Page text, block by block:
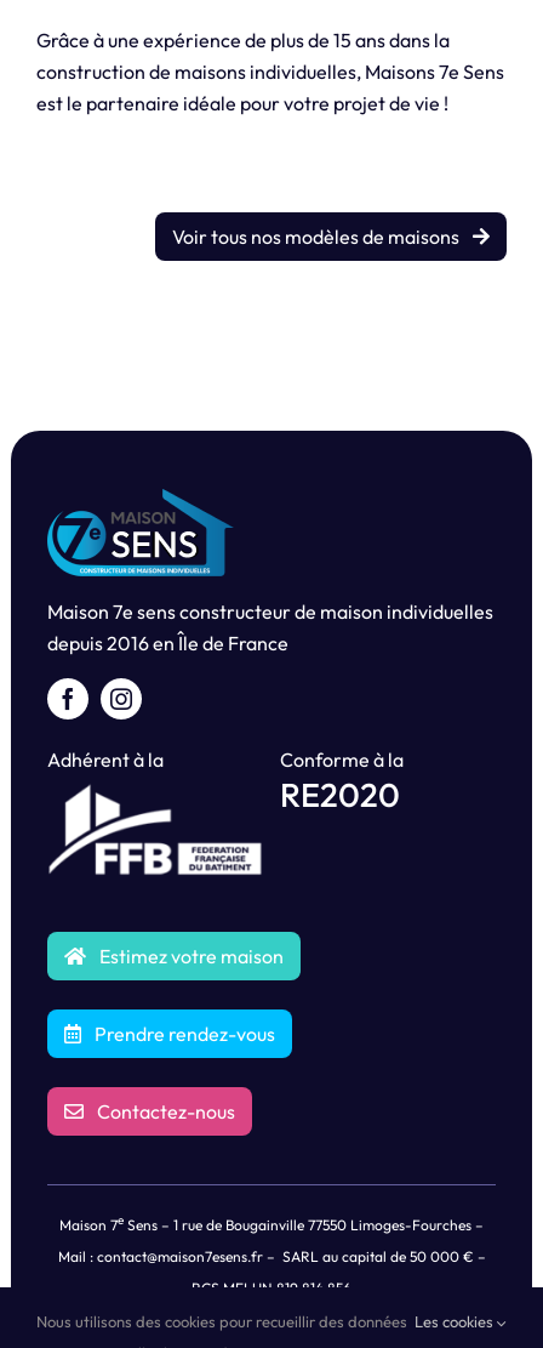
Grâce à une expérience de plus de 15 ans dans la
construction de maisons individuelles, Maisons 7e Sens
est le partenaire idéale pour votre projet de vie !
Voir tous nos modèles de maisons
Maison 7e sens constructeur de maison individuelles
depuis2016 en Île de France
Adhérent à la Conforme à la
RE2020
Estimez votre maison
Prendre rendez-vous
Contactez-nous
Maison 7e Sens – 1 rue de Bougainville 77550 Limoges-Fourches –
Mail : contact@maison7esens.fr– SARL au capital de 50 000 € –
RCS MELUN 819 814 856
© Copyright2026 |Mentions légales|Politique de Confidentialités
Nous utilisons des cookies pour recueillir des données Les cookies